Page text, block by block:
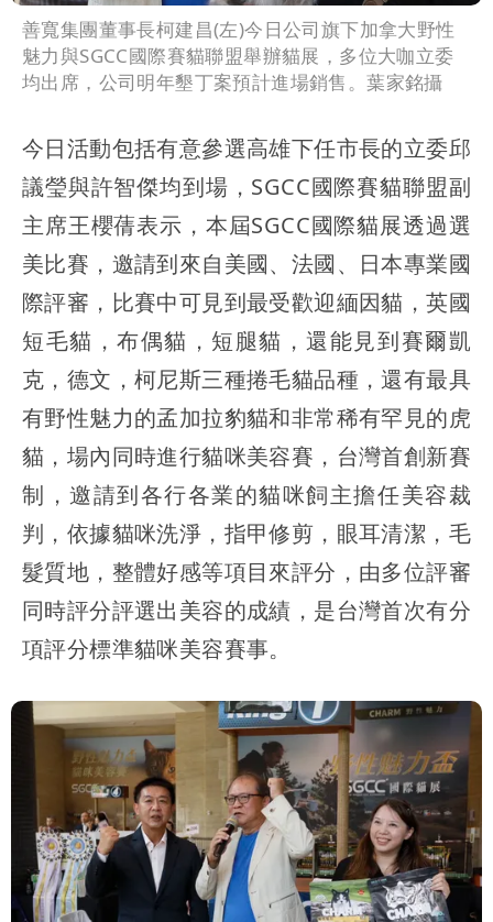
善寬集團董事長柯建昌(左)今日公司旗下加拿大野性
魅力與SGCC國際賽貓聯盟舉辦貓展，多位大咖立委
均出席，公司明年墾丁案預計進場銷售。葉家銘攝
今日活動包括有意參選高雄下任市長的立委邱
議瑩與許智傑均到場，SGCC國際賽貓聯盟副
主席王櫻蒨表示，本屆SGCC國際貓展透過選
美比賽，邀請到來自美國、法國、日本專業國
際評審，比賽中可見到最受歡迎緬因貓，英國
短毛貓，布偶貓，短腿貓，還能見到賽爾凱
克，德文，柯尼斯三種捲毛貓品種，還有最具
有野性魅力的孟加拉豹貓和非常稀有罕見的虎
貓，場內同時進行貓咪美容賽，台灣首創新賽
制，邀請到各行各業的貓咪飼主擔任美容裁
判，依據貓咪洗淨，指甲修剪，眼耳清潔，毛
髮質地，整體好感等項目來評分，由多位評審
同時評分評選出美容的成績，是台灣首次有分
項評分標準貓咪美容賽事。